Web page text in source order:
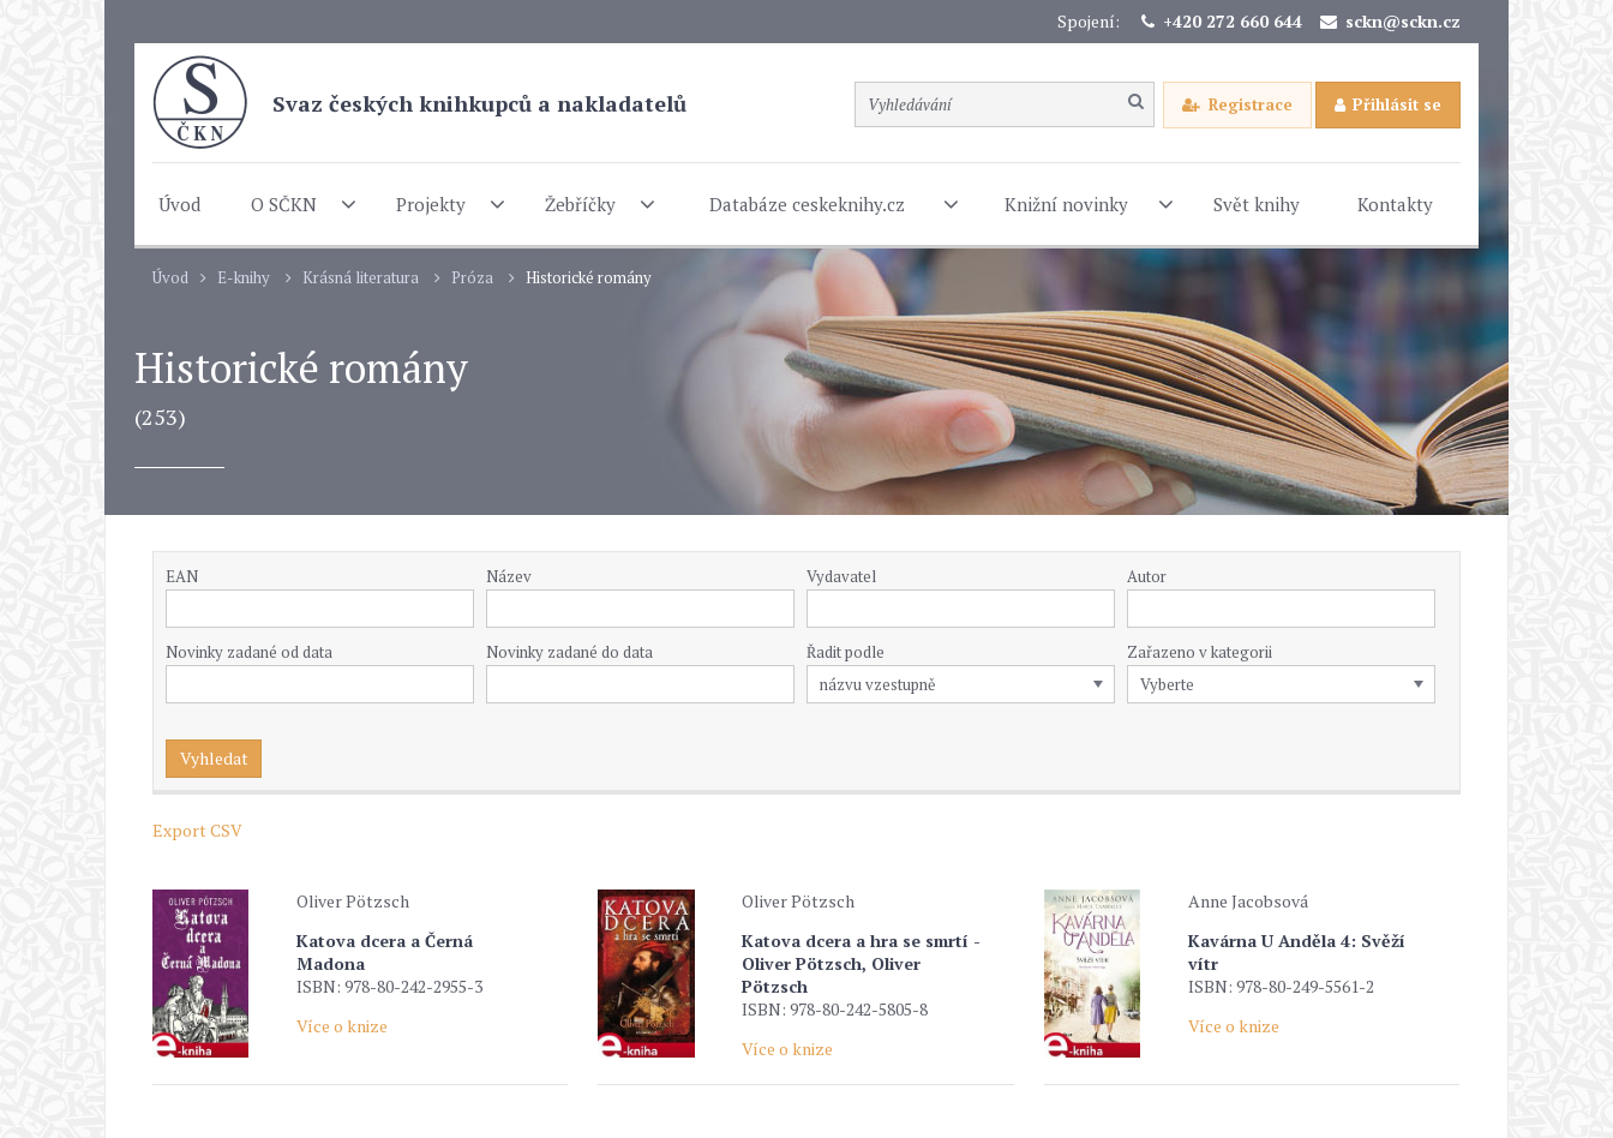
Spojení: +420 272 660 644 sckn@sckn.cz
Svaz českých knihkupců a nakladatelů Registrace Přihlásit se
Úvod O SČKN Projekty Žebříčky Databáze ceskeknihy.cz Knižní novinky Svět knihy Kontakty
Úvod E-knihy Krásná literatura Próza Historické romány
Historické romány
(253)
EAN Název Vydavatel Autor
Novinky zadané od data Novinky zadané do data Řadit podle Zařazeno v kategorii
Export CSV
Oliver Pötzsch
Katova dcera a Černá
Madona
ISBN: 978-80-242-2955-3
Více o knize
Oliver Pötzsch
Katova dcera a hra se smrtí -
Oliver Pötzsch, Oliver
Pötzsch
ISBN: 978-80-242-5805-8
Více o knize
Anne Jacobsová
Kavárna U Anděla 4: Svěží
vítr
ISBN: 978-80-249-5561-2
Více o knize